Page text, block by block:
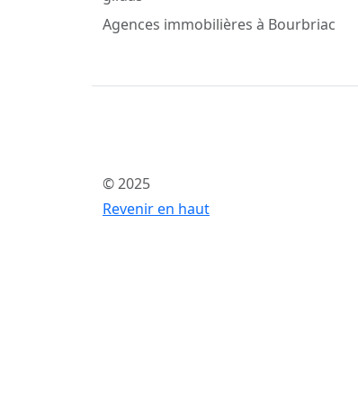
Agences immobilières à Bourbriac
© 2025
Revenir en haut